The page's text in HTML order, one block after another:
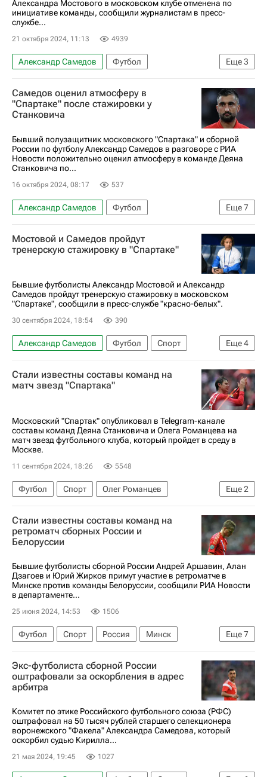
Александра Мостового в московском клубе отменена по
инициативе команды, сообщили журналистам в пресс-
службе...
21 октября 2024, 11:13 4939
Еще3
Александр Самедов
Футбол
Спартак Москва
Александр Мостовой
Российский футбольный союз (РФС)
Самедов оценил атмосферу в
"Спартаке" после стажировки у
Станковича
Бывший полузащитник московского "Спартака" и сборной
России по футболу Александр Самедов в разговоре с РИА
Новости положительно оценил атмосферу в команде Деяна
Станковича по...
16 октября 2024, 08:17 537
Еще7
Александр Самедов
Футбол
Спартак Москва
Александр Мостовой
Российский футбольный союз (РФС)
Союз европейских футбольных ассоциаций (УЕФА)
Спорт
Россия
РПЛ 2026-2027 (Чемпионат России по футболу)
Мостовой и Самедов пройдут
тренерскую стажировку в "Спартаке"
Бывшие футболисты Александр Мостовой и Александр
Самедов пройдут тренерскую стажировку в московском
"Спартаке", сообщили в пресс-службе "красно-белых".
30 сентября 2024, 18:54 390
Еще4
Александр Самедов Футбол
Спорт
Александр Мостовой
Спартак Москва
Российский футбольный союз (РФС)
Союз европейских футбольных ассоциаций (УЕФА)
Стали известны составы команд на
матч звезд "Спартака"
Московский "Спартак" опубликовал в Telegram-канале
составы команд Деяна Станковича и Олега Романцева на
матч звезд футбольного клуба, который пройдет в среду в
Москве.
11 сентября 2024, 18:26 5548
Еще2
Футбол Спорт
Олег Романцев
ХК Спартак (Москва)
РПЛ 2026-2027 (Чемпионат России по футболу)
Стали известны составы команд на
ретроматч сборных России и
Белоруссии
Бывшие футболисты сборной России Андрей Аршавин, Алан
Дзагоев и Юрий Жирков примут участие в ретроматче в
Минске против команды Белоруссии, сообщили РИА Новости
в департаменте...
25 июня 2024, 14:53 1506
Еще7
Футбол Спорт Россия
Минск
Белоруссия
Юрий Жирков
Спартак Москва
Зенит
Российский футбольный союз (РФС)
Алан Дзагоев
Андрей Аршавин
Экс-футболиста сборной России
оштрафовали за оскорбления в адрес
арбитра
Комитет по этике Российского футбольного союза (РФС)
оштрафовал на 50 тысяч рублей старшего селекционера
воронежского "Факела" Александра Самедова, который
оскорбил судью Кирилла...
21 мая 2024, 19:45 1027